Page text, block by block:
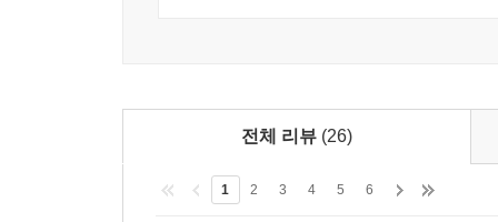
전체 리뷰 (26)
1 2 3 4 5 6